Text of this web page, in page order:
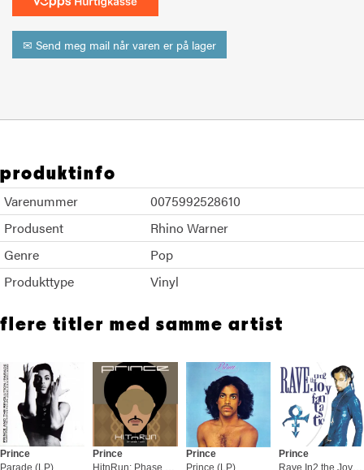
✉ Send meg mail når varen er på lager
produktinfo
Varenummer
0075992528610
Produsent
Rhino Warner
Genre
Pop
Produkttype
Vinyl
flere titler med samme artist
Prince
Parade (LP)
Prince
Prince
Prince (LP)
Prince